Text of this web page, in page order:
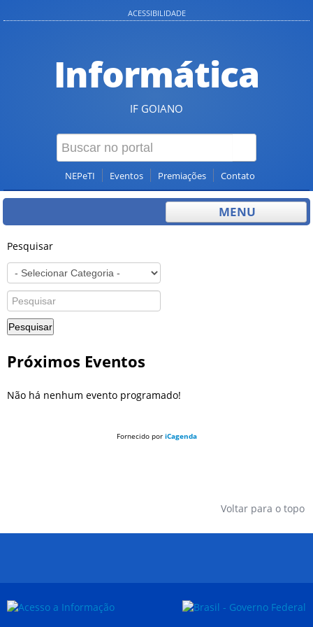
ACESSIBILIDADE
Informática
IF GOIANO
NEPeTI Eventos Premiações Contato
MENU
Pesquisar
Pesquisar
Próximos Eventos
Não há nenhum evento programado!
Fornecido por iCagenda
Voltar para o topo